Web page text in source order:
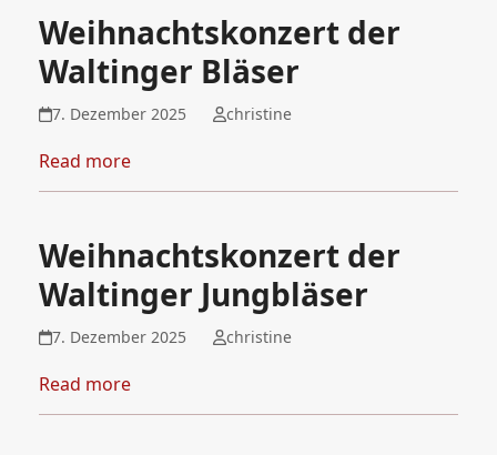
Weihnachtskonzert der
Waltinger Bläser
7. Dezember 2025 christine
Read more
Weihnachtskonzert der
Waltinger Jungbläser
7. Dezember 2025 christine
Read more